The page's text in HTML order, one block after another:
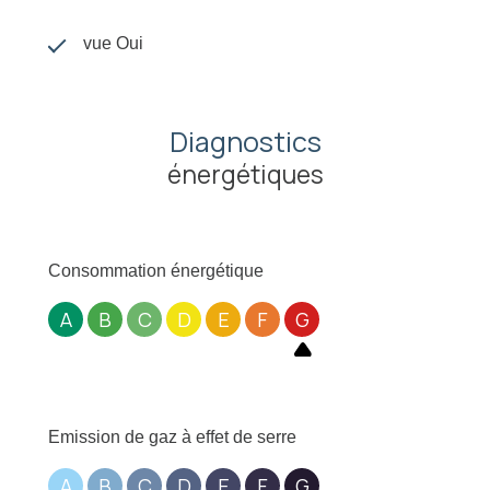
vue Oui
Diagnostics
énergétiques
Consommation énergétique
A B C D E F G
Emission de gaz à effet de serre